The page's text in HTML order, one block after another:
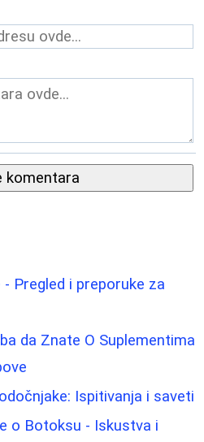
komentara
Pregled i preporuke za
da Znate O Suplementima
Ispitivanja i saveti
o Botoksu - Iskustva i